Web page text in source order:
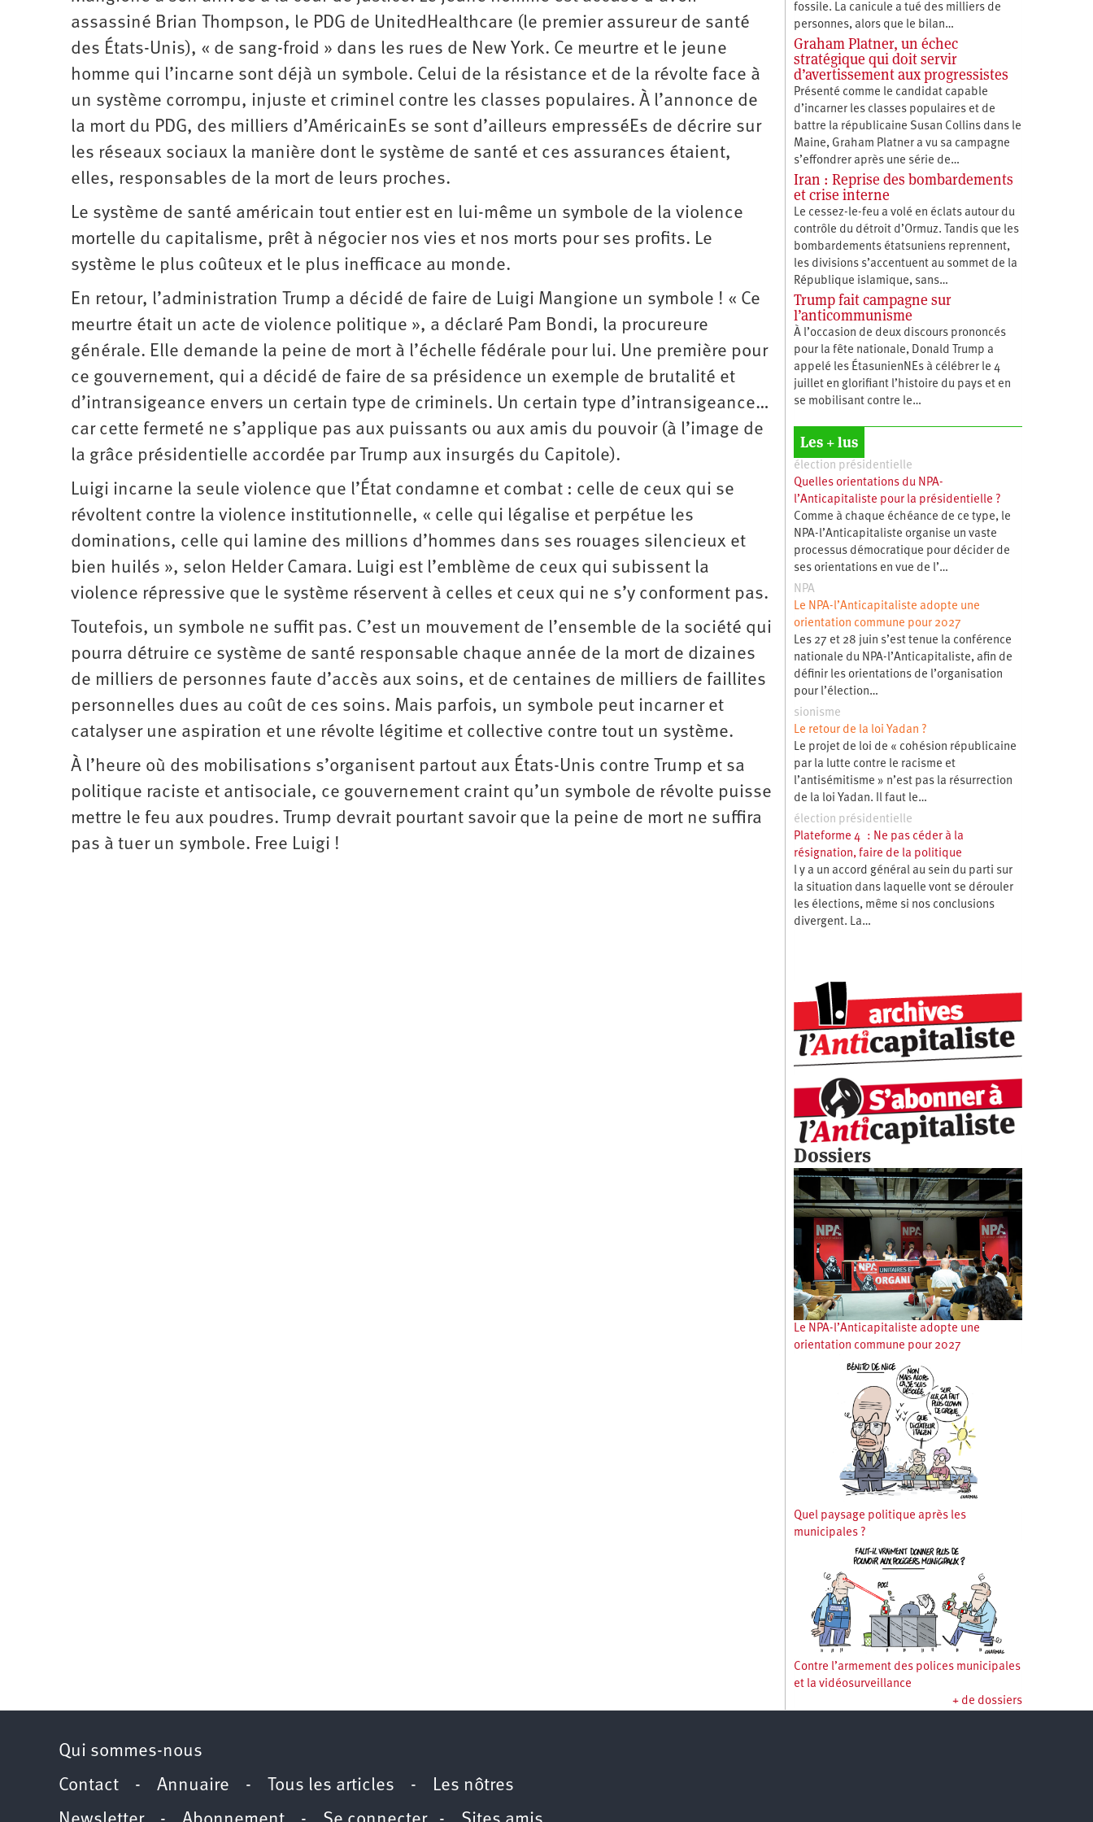
assassiné Brian Thompson, le PDG de UnitedHealthcare (le premier assureur de santé
des États-Unis), « de sang-froid » dans les rues de New York. Ce meurtre et le jeune
homme qui l’incarne sont déjà un symbole. Celui de la résistance et de la révolte face à
un système corrompu, injuste et criminel contre les classes populaires. À l’annonce de
la mort du PDG, des milliers d’AméricainEs se sont d’ailleurs empresséEs de décrire sur
les réseaux sociaux la manière dont le système de santé et ces assurances étaient,
elles, responsables de la mort de leurs proches.
Le système de santé américain tout entier est en lui-même un symbole de la violence
mortelle du capitalisme, prêt à négocier nos vies et nos morts pour ses profits. Le
système le plus coûteux et le plus inefficace au monde.
En retour, l’administration Trump a décidé de faire de Luigi Mangione un symbole ! « Ce
meurtre était un acte de violence politique », a déclaré Pam Bondi, la procureure
générale. Elle demande la peine de mort à l’échelle fédérale pour lui. Une première pour
ce gouvernement, qui a décidé de faire de sa présidence un exemple de brutalité et
d’intransigeance envers un certain type de criminels. Un certain type d’intransigeance…
car cette fermeté ne s’applique pas aux puissants ou aux amis du pouvoir (à l’image de
la grâce présidentielle accordée par Trump aux insurgés du Capitole).
Luigi incarne la seule violence que l’État condamne et combat : celle de ceux qui se
révoltent contre la violence institutionnelle, « celle qui légalise et perpétue les
dominations, celle qui lamine des millions d’hommes dans ses rouages silencieux et
bien huilés », selon Helder Camara. Luigi est l’emblème de ceux qui subissent la
violence répressive que le système réservent à celles et ceux qui ne s’y conforment pas.
Toutefois, un symbole ne suffit pas. C’est un mouvement de l’ensemble de la société qui
pourra détruire ce système de santé responsable chaque année de la mort de dizaines
de milliers de personnes faute d’accès aux soins, et de centaines de milliers de faillites
personnelles dues au coût de ces soins. Mais parfois, un symbole peut incarner et
catalyser une aspiration et une révolte légitime et collective contre tout un système.
À l’heure où des mobilisations s’organisent partout aux États-Unis contre Trump et sa
politique raciste et antisociale, ce gouvernement craint qu’un symbole de révolte puisse
mettre le feu aux poudres. Trump devrait pourtant savoir que la peine de mort ne suffira
pas à tuer un symbole. Free Luigi !
fossile. La canicule a tué des milliers de
personnes, alors que le bilan…
Graham Platner, un échec
stratégique qui doit servir
d’avertissement aux progressistes
Présenté comme le candidat capable
d’incarner les classes populaires et de
battre la républicaine Susan Collins dans le
Maine, Graham Platner a vu sa campagne
s’effondrer après une série de…
Iran : Reprise des bombardements
et crise interne
Le cessez-le-feu a volé en éclats autour du
contrôle du détroit d’Ormuz. Tandis que les
bombardements étatsuniens reprennent,
les divisions s’accentuent au sommet de la
République islamique, sans…
Trump fait campagne sur
l’anticommunisme
À l’occasion de deux discours prononcés
pour la fête nationale, Donald Trump a
appelé les ÉtasunienNEs à célébrer le 4
juillet en glorifiant l’histoire du pays et en
se mobilisant contre le…
Les + lus
élection présidentielle
Quelles orientations du NPA-
l’Anticapitaliste pour la présidentielle ?
Comme à chaque échéance de ce type, le
NPA-l’Anticapitaliste organise un vaste
processus démocratique pour décider de
ses orientations en vue de l’…
NPA
Le NPA-l’Anticapitaliste adopte une
orientation commune pour 2027
Les 27 et 28 juin s’est tenue la conférence
nationale du NPA-l’Anticapitaliste, afin de
définir les orientations de l’organisation
pour l’élection…
sionisme
Le retour de la loi Yadan ?
Le projet de loi de « cohésion républicaine
par la lutte contre le racisme et
l’antisémitisme » n’est pas la résurrection
de la loi Yadan. Il faut le…
élection présidentielle
Plateforme 4 : Ne pas céder à la
résignation, faire de la politique
l y a un accord général au sein du parti sur
la situation dans laquelle vont se dérouler
les élections, même si nos conclusions
divergent. La…
Dossiers
Le NPA-l’Anticapitaliste adopte une
orientation commune pour 2027
Quel paysage politique après les
municipales ?
Contre l’armement des polices municipales
et la vidéosurveillance
+ de dossiers
Qui sommes-nous
Contact - Annuaire - Tous les articles - Les nôtres